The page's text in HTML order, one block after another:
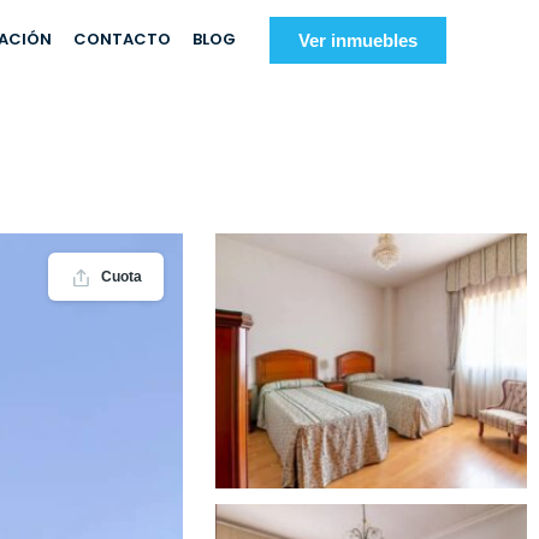
CONTACTO BLOG Ver inmuebles
Cuota